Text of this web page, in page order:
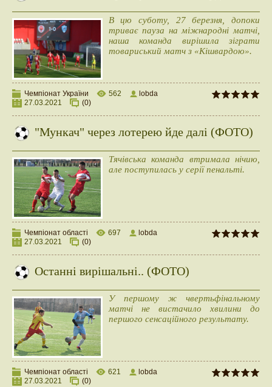
В цю суботу, 27 березня, допоки
триває пауза на міжнародні матчі,
наша команда вирішила зіграти
товариський матч з «Кішвардою».
Чемпіонат України 562
lobda
27.03.2021
(0)
"Мункач" через лотерею йде далі (ФОТО)
Тячівська команда втримала нічию,
але поступилась у серії пенальті.
Чемпіонат області 697
lobda
27.03.2021
(0)
Останні вирішальні.. (ФОТО)
У першому ж чвертьфінальному
матчі не вистачило хвилини до
першого сенсаційного результату.
Чемпіонат області 621
lobda
27.03.2021
(0)